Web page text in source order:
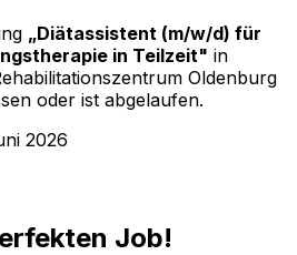
„Diätassistent (m/w/d) für
in Teilzeit" in
Oldenburg
oder ist abgelaufen.
2026
Job!